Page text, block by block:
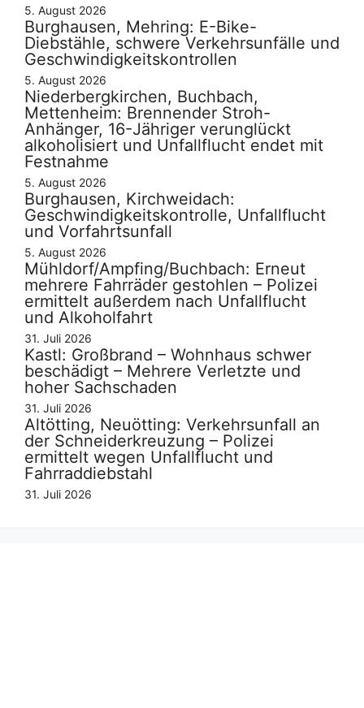
5. August 2026
Burghausen, Mehring: E-Bike-
Diebstähle, schwere Verkehrsunfälle und
Geschwindigkeitskontrollen
5. August 2026
Niederbergkirchen, Buchbach,
Mettenheim: Brennender Stroh-
Anhänger, 16-Jähriger verunglückt
alkoholisiert und Unfallflucht endet mit
Festnahme
5. August 2026
Burghausen, Kirchweidach:
Geschwindigkeitskontrolle, Unfallflucht
und Vorfahrtsunfall
5. August 2026
Mühldorf/Ampfing/Buchbach: Erneut
mehrere Fahrräder gestohlen – Polizei
ermittelt außerdem nach Unfallflucht
und Alkoholfahrt
31. Juli 2026
Kastl: Großbrand – Wohnhaus schwer
beschädigt – Mehrere Verletzte und
hoher Sachschaden
31. Juli 2026
Altötting, Neuötting: Verkehrsunfall an
der Schneiderkreuzung – Polizei
ermittelt wegen Unfallflucht und
Fahrraddiebstahl
31. Juli 2026